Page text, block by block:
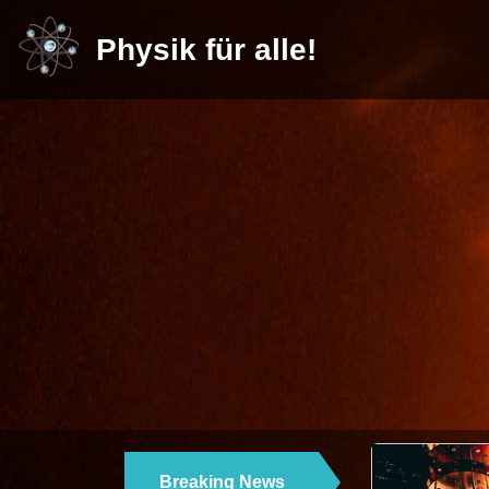
Physik für alle!
Breaking News